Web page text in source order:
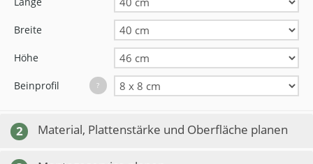
Breite
Höhe
Beinprofil ?
2 Material, Plattenstärke und Oberfläche planen